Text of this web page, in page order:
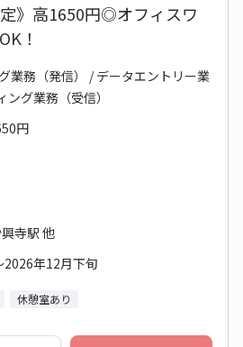
》高1650円◎オフィスワ
！
業務（発信） / データエントリー業
グ業務（受信）
円
寺駅 他
年12月下旬
休憩室あり